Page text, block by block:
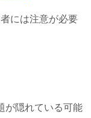
には注意が必要
が隠れている可能